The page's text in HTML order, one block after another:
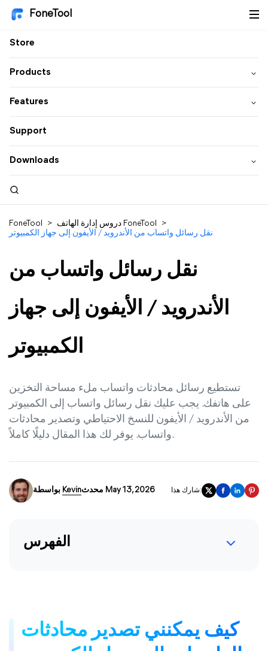
FoneTool
Store
Products
Features
Support
Downloads
FoneTool > دروس إدارة الهاتف FoneTool
>
نقل رسائل واتساب من الأندرويد / الأيفون إلى جهاز الكمبيوتر
نقل رسائل واتساب من
الأندرويد / الأيفون إلى جهاز
الكمبيوتر
تستطيع رسائل محادثات واتساب ملء مساحة التخزين
على هاتفك. يجب عليك نقل رسائل واتساب إلى الكمبيوتر
من الأندرويد / الأيفون للنسخ الاحتياطي وتصدير محادثات
واتساب. يوفر لك هذا المقال دليلًا كاملاً.
Kevin محدث May 13, 2026 شارك هذا:
الفهرس
كيف يمكنني تصدير محادثات